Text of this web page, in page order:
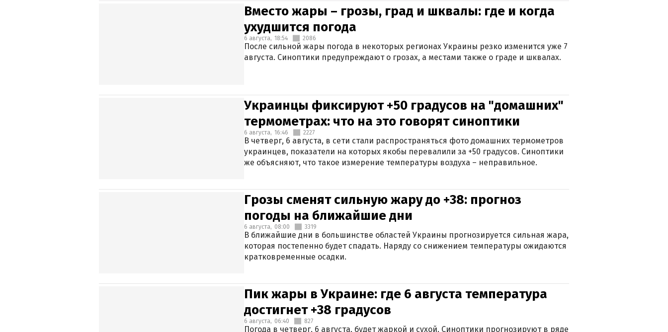
Вместо жары – грозы, град и шквалы: где и когда
ухудшится погода
6 августа, 18:54 2086
После сильной жары погода в некоторых регионах Украины резко изменится уже 7
августа. Синоптики предупреждают о грозах, а местами также о граде и шквалах.
Украинцы фиксируют +50 градусов на "домашних"
термометрах: что на это говорят синоптики
6 августа, 16:46 2227
В четверг, 6 августа, в сети стали распространяться фото домашних термометров
украинцев, показатели на которых якобы перевалили за +50 градусов. Синоптики
же объясняют, что такое измерение температуры воздуха – неправильное.
Грозы сменят сильную жару до +38: прогноз
погоды на ближайшие дни
6 августа, 08:00 3319
В ближайшие дни в большинстве областей Украины прогнозируется сильная жара,
которая постепенно будет спадать. Наряду со снижением температуры ожидаются
кратковременные осадки.
Пик жары в Украине: где 6 августа температура
достигнет +38 градусов
6 августа, 06:40 827
Погода в четверг, 6 августа, будет жаркой и сухой. Синоптики прогнозируют в ряде